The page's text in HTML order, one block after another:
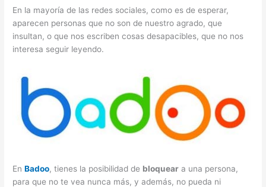
En la mayoría de las redes sociales, como es de esperar,
aparecen personas que no son de nuestro agrado, que
insultan, o que nos escriben cosas desapacibles, que no nos
interesa seguir leyendo.
EnBadoo, tienes la posibilidad de bloquear a una persona,
para que no te vea nunca más, y además, no pueda ni